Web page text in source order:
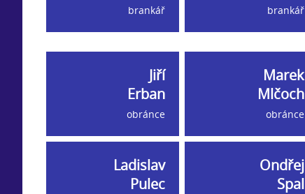
brankář brankář
Jiří
Erban
obránce
Marek
Mlčoch
obránce
Ladislav
Pulec
Ondřej
Spal